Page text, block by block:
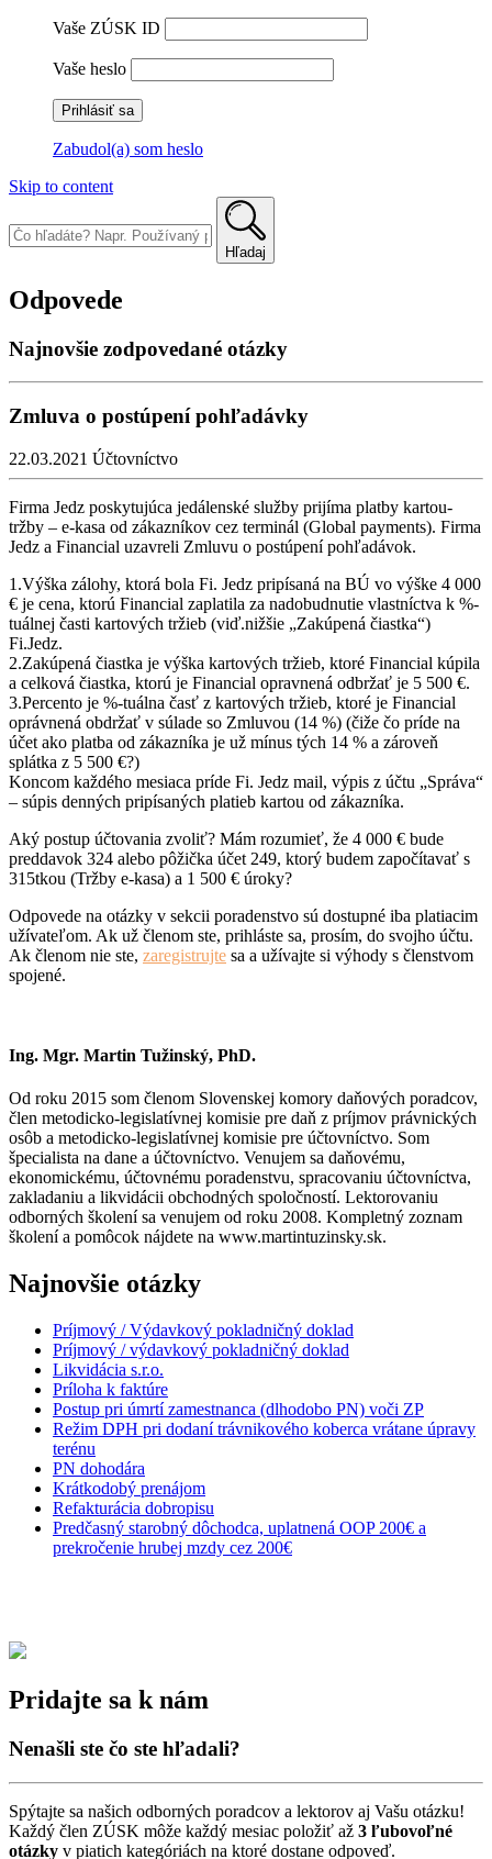
Vaše ZÚSK ID
Vaše heslo
Zabudol(a) som heslo
Skip to content
Hľadaj
Odpovede
Najnovšie zodpovedané otázky
Zmluva o postúpení pohľadávky
22.03.2021 Účtovníctvo
Firma Jedz poskytujúca jedálenské služby prijíma platby kartou-
tržby – e-kasa od zákazníkov cez terminál (Global payments). Firma
Jedz a Financial uzavreli Zmluvu o postúpení pohľadávok.
1.Výška zálohy, ktorá bola Fi. Jedz pripísaná na BÚ vo výške 4 000
€ je cena, ktorú Financial zaplatila za nadobudnutie vlastníctva k %-
tuálnej časti kartových tržieb (viď.nižšie „Zakúpená čiastka“)
Fi.Jedz.
2.Zakúpená čiastka je výška kartových tržieb, ktoré Financial kúpila
a celková čiastka, ktorú je Financial opravnená odbržať je 5 500 €.
3.Percento je %-tuálna časť z kartových tržieb, ktoré je Financial
oprávnená obdržať v súlade so Zmluvou (14 %) (čiže čo príde na
účet ako platba od zákazníka je už mínus tých 14 % a zároveň
splátka z 5 500 €?)
Koncom každého mesiaca príde Fi. Jedz mail, výpis z účtu „Správa“
– súpis denných pripísaných platieb kartou od zákazníka.
Aký postup účtovania zvoliť? Mám rozumieť, že 4 000 € bude
preddavok 324 alebo pôžička účet 249, ktorý budem započítavať s
315tkou (Tržby e-kasa) a 1 500 € úroky?
Odpovede na otázky v sekcii poradenstvo sú dostupné iba platiacim
užívateľom. Ak už členom ste, prihláste sa, prosím, do svojho účtu.
Ak členom nie ste, zaregistrujte sa a užívajte si výhody s členstvom
spojené.
Ing. Mgr. Martin Tužinský, PhD.
Od roku 2015 som členom Slovenskej komory daňových poradcov,
člen metodicko-legislatívnej komisie pre daň z príjmov právnických
osôb a metodicko-legislatívnej komisie pre účtovníctvo. Som
špecialista na dane a účtovníctvo. Venujem sa daňovému,
ekonomickému, účtovnému poradenstvu, spracovaniu účtovníctva,
zakladaniu a likvidácii obchodných spoločností. Lektorovaniu
odborných školení sa venujem od roku 2008. Kompletný zoznam
školení a pomôcok nájdete na www.martintuzinsky.sk.
Najnovšie otázky
Príjmový / Výdavkový pokladničný doklad
Príjmový / výdavkový pokladničný doklad
Likvidácia s.r.o.
Príloha k faktúre
Postup pri úmrtí zamestnanca (dlhodobo PN) voči ZP
Režim DPH pri dodaní trávnikového koberca vrátane úpravy
terénu
PN dohodára
Krátkodobý prenájom
Refakturácia dobropisu
Predčasný starobný dôchodca, uplatnená OOP 200€ a
prekročenie hrubej mzdy cez 200€
Pridajte sa k nám
Nenašli ste čo ste hľadali?
Spýtajte sa našich odborných poradcov a lektorov aj Vašu otázku!
Každý člen ZÚSK môže každý mesiac položiť až 3 ľubovoľné
otázky v piatich kategóriách na ktoré dostane odpoveď.